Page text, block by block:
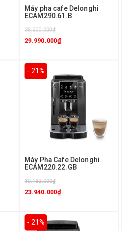
Máy pha cafe Delonghi
ECAM290.61.B
35.200.000₫
29.990.000₫
- 21%
Máy Pha Cafe Delonghi
ECAM220.22.GB
30.132.000₫
23.940.000₫
- 21%